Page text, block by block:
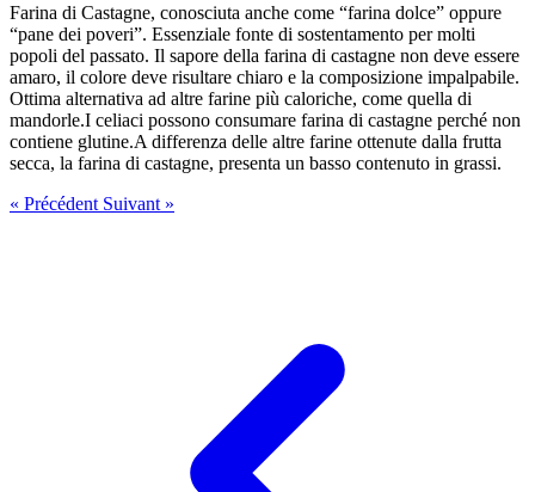
Farina di Castagne, conosciuta anche come “farina dolce” oppure
“pane dei poveri”. Essenziale fonte di sostentamento per molti
popoli del passato. Il sapore della farina di castagne non deve essere
amaro, il colore deve risultare chiaro e la composizione impalpabile.
Ottima alternativa ad altre farine più caloriche, come quella di
mandorle.I celiaci possono consumare farina di castagne perché non
contiene glutine.A differenza delle altre farine ottenute dalla frutta
secca, la farina di castagne, presenta un basso contenuto in grassi.
« Précédent Suivant »